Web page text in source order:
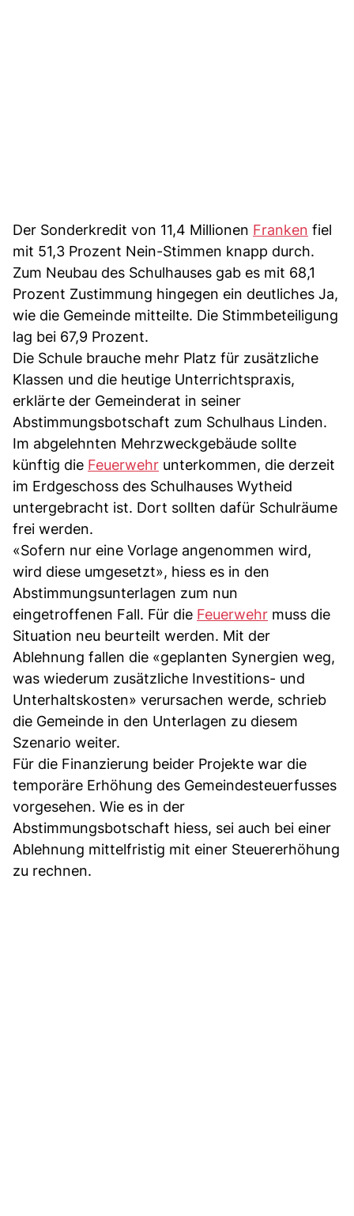
Der Sonderkredit von 11,4 Millionen Franken fiel
mit 51,3 Prozent Nein-Stimmen knapp durch.
Zum Neubau des Schulhauses gab es mit 68,1
Prozent Zustimmung hingegen ein deutliches Ja,
wie die Gemeinde mitteilte. Die Stimmbeteiligung
lag bei 67,9 Prozent.
Die Schule brauche mehr Platz für zusätzliche
Klassen und die heutige Unterrichtspraxis,
erklärte der Gemeinderat in seiner
Abstimmungsbotschaft zum Schulhaus Linden.
Im abgelehnten Mehrzweckgebäude sollte
künftig die Feuerwehr unterkommen, die derzeit
im Erdgeschoss des Schulhauses Wytheid
untergebracht ist. Dort sollten dafür Schulräume
frei werden.
«Sofern nur eine Vorlage angenommen wird,
wird diese umgesetzt», hiess es in den
Abstimmungsunterlagen zum nun
eingetroffenen Fall. Für die Feuerwehr muss die
Situation neu beurteilt werden. Mit der
Ablehnung fallen die «geplanten Synergien weg,
was wiederum zusätzliche Investitions- und
Unterhaltskosten» verursachen werde, schrieb
die Gemeinde in den Unterlagen zu diesem
Szenario weiter.
Für die Finanzierung beider Projekte war die
temporäre Erhöhung des Gemeindesteuerfusses
vorgesehen. Wie es in der
Abstimmungsbotschaft hiess, sei auch bei einer
Ablehnung mittelfristig mit einer Steuererhöhung
zu rechnen.